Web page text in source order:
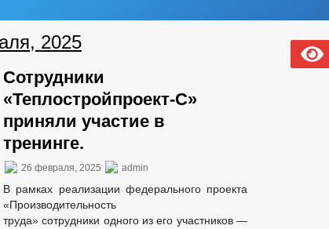
2025
Сотрудники
«Теплостройпроект-С»
приняли участие в
тренинге.
26 февраля, 2025 admin
В рамках реализации федерального проекта
«Производительность
труда» сотрудники одного из его участников —